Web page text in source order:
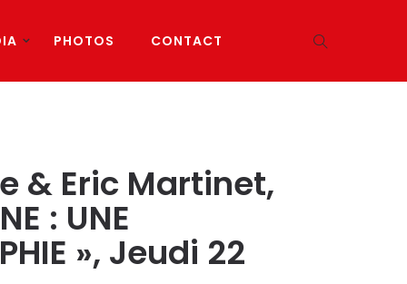
PHOTOS CONTACT
& Eric Martinet,
: UNE
», Jeudi 22